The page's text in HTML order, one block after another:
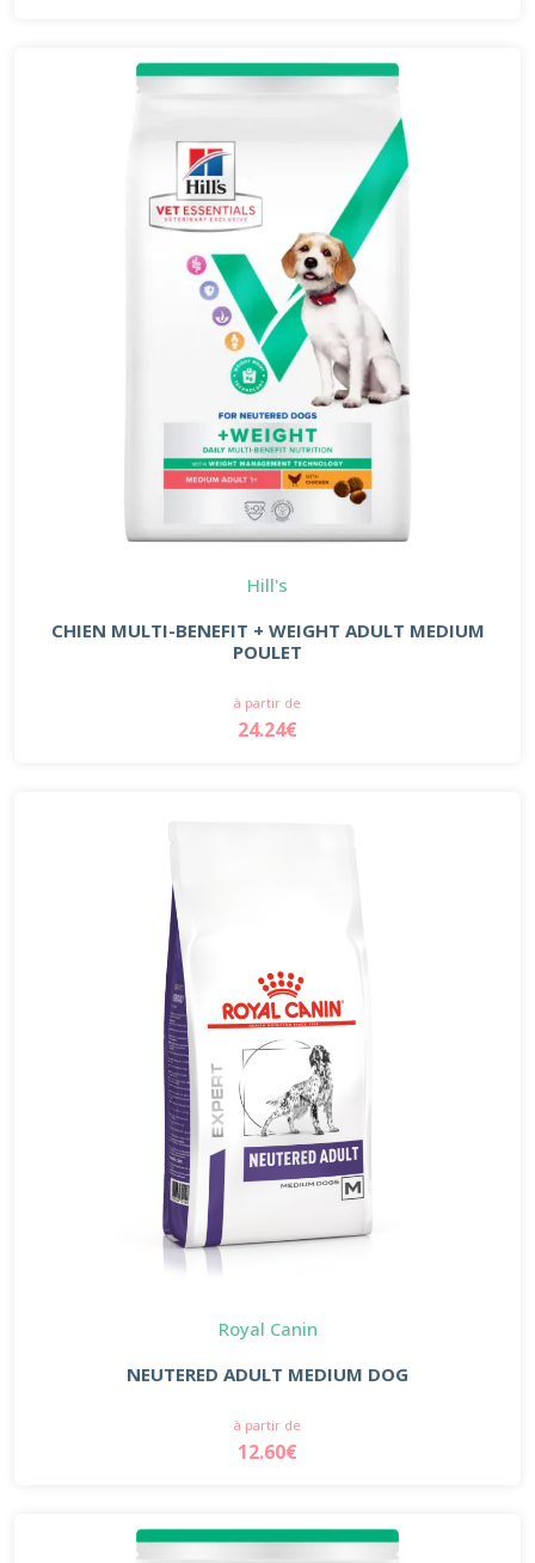
Hill's
CHIEN MULTI-BENEFIT + WEIGHT ADULT MEDIUM
POULET
à partir de
24.24€
Royal Canin
NEUTERED ADULT MEDIUM DOG
à partir de
12.60€